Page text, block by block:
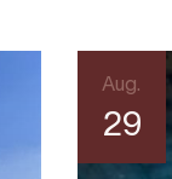
Aug.
29